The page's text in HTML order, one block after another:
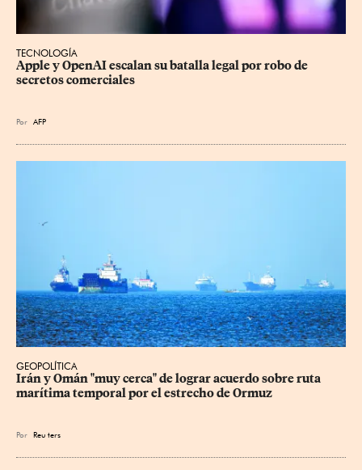
TECNOLOGÍA
Apple y OpenAI escalan su batalla legal por robo de
secretos comerciales
Por AFP
GEOPOLÍTICA
Irán y Omán "muy cerca" de lograr acuerdo sobre ruta
marítima temporal por el estrecho de Ormuz
Por Reu ters